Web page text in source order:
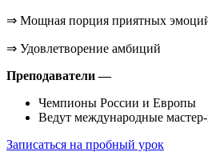
⇒ Мощная порция приятных
⇒ Удовлетворение амбиций
Преподаватели —
Чемпионы России и Европы
Ведут международные
Записаться на пробный урок